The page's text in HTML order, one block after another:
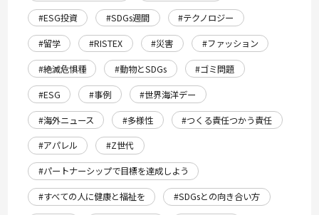
#ESG投資 #SDGs週間
#テクノロジー
#留学
#RISTEX #災害
#ファッション
#絶滅危惧種
#動物とSDGs
#ゴミ問題
#ESG
#事例
#世界海洋デー
#海外ニュース
#多様性
#つくる責任つかう責任
#アパレル
#Z世代
#パートナーシップで目標を達成しよう
#すべての人に健康と福祉を
#SDGsとの向き合い方